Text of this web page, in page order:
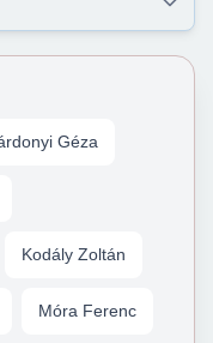
Géza
Kodály Zoltán
Móra Ferenc